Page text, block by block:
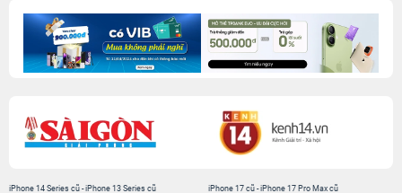
iPhone 14 Series cũ -iPhone 13 Series cũ
iPhone 17 cũ-iPhone 17 Pro Max cũ